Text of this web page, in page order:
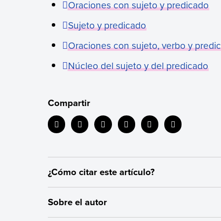
Oraciones con sujeto y predicado
Sujeto y predicado
Oraciones con sujeto, verbo y
Núcleo del sujeto y del predicado
Compartir
¿Cómo citar este artículo?
correspondientes y evitar incurrir en plagio.
originales utilizadas en un texto para verificar o
Sobre el autor